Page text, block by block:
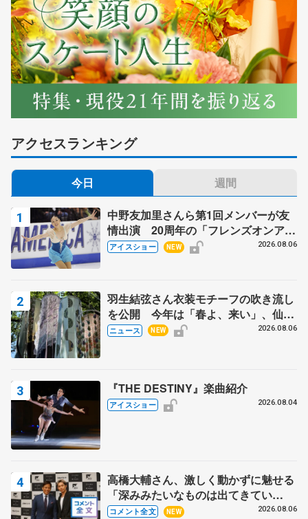
アクセスランキング
今日 週間
中野友加里さんら第1回メンバーが友
情出演 20周年の「フレンズオンアイ
ス」 宮本賢二さん、有川梨絵さん、
アイスショー NEW 2026.08.06
羽生結弦さん衣装モチーフの吹き流し
を公開 今年は「春よ、来い」、仙台
の瑞鳳殿
ニュース NEW 2026.08.06
『THE DESTINY』楽曲紹介
アイスショー 2026.08.04
高橋大輔さん、激しく動かずに魅せる
「深みみたいなものは出てきてい
る？」 〝兄さん〟と慕うレジェンド
コメント全文 NEW 2026.08.06